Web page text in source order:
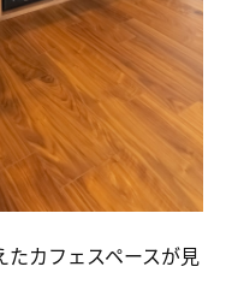
たカフェスペースが見